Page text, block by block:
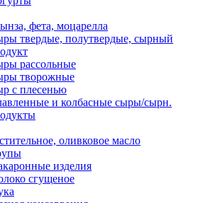
фета, моцарелла
твердые, полутвердые, сырный
рассольные
творожные
с плесенью
и колбасные сыры/сырн.
оливковое масло
изделия
сгущеное